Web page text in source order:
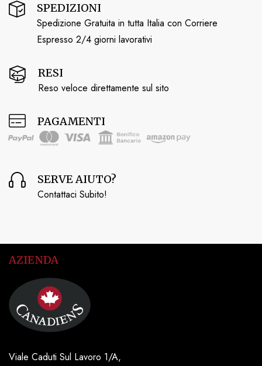
SPEDIZIONI
Spedizione Gratuita in tutta Italia con Corriere
Espresso 2/4 giorni lavorativi
RESI
Reso veloce direttamente sul sito
PAGAMENTI
SERVE AIUTO?
Contattaci Subito!
AZIENDA
Viale Caduti Sul Lavoro 1/A,